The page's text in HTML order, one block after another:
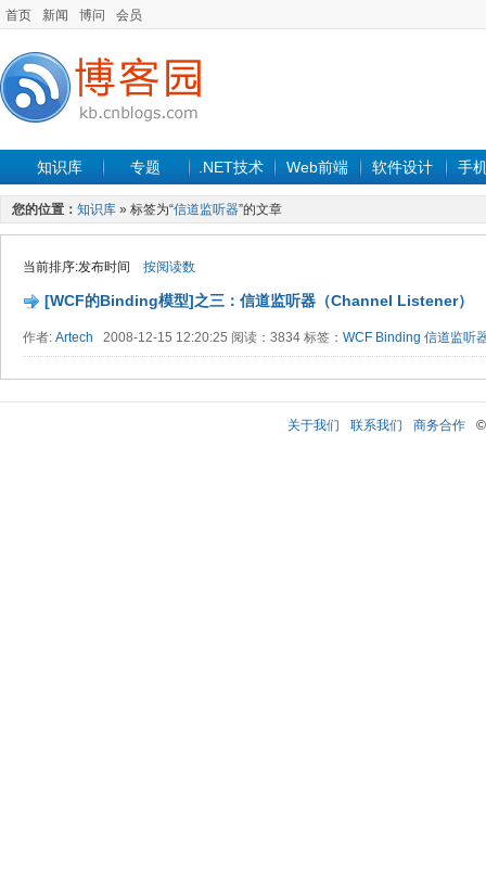
首页 新闻 博问 会员
知识库 专题 .NET技术 Web前端 软件设计 手
您的位置： 知识库 » 标签为“信道监听器”的文章
当前排序:发布时间 按阅读数
[WCF的Binding模型]之三：信道监听器（Channel Listener）
作者: Artech 2008-12-15 12:20:25 阅读：3834 标签： WCF Binding 信道监听
关于我们 联系我们 商务合作